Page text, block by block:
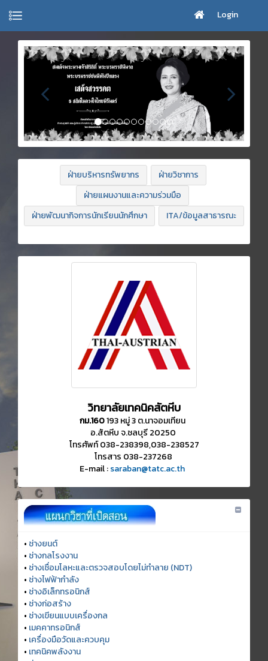
Login
ฝ่ายบริหารทรัพยากร
ฝ่ายวิชาการ
ฝ่ายแผนงานและความร่วมมือ
ฝ่ายพัฒนากิจการนักเรียนนักศึกษา
ITA/ข้อมูลสาธารณะ
วิทยาลัยเทคนิคสัตหีบ
กม.160193 หมู่ 3 ต.นาจอมเทียน
อ.สัตหีบ จ.ชลบุรี 20250
โทรศัพท์ 038-238398,038-238527
โทรสาร 038-237268
E-mail :saraban@tatc.ac.th
• ช่างยนต์
• ช่างกลโรงงาน
• ช่างเชื่อมโลหะและตรวจสอบโดยไม่ทำลาย (NDT)
• ช่างไฟฟ้ากำลัง
• ช่างอิเล็กทรอนิกส์
• ช่างก่อสร้าง
• ช่างเขียนแบบเครื่องกล
• เมคคาทรอนิกส์
• เครื่องมือวัดและควบคุม
• เทคนิคพลังงาน